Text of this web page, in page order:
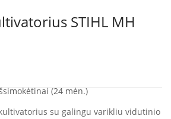
STIHL MH
(24 mėn.)
su galingu varikliu vidutinio